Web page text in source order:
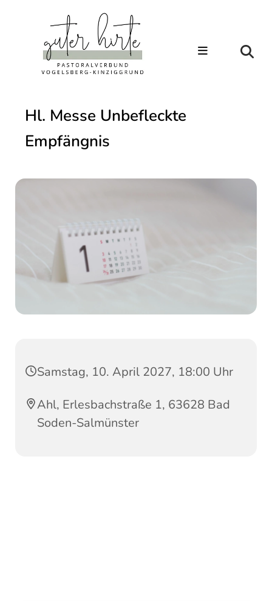
Hl. Messe Unbefleckte
Empfängnis
Samstag, 10. April 2027, 18:00 Uhr
Ahl, Erlesbachstraße 1, 63628 Bad
Soden-Salmünster